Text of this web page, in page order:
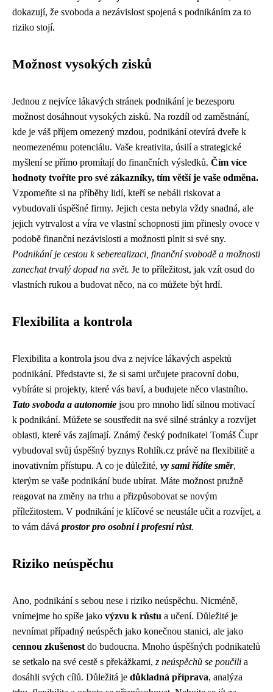
dokazují, že svoboda a nezávislost spojená s podnikáním za to
riziko stojí.
Možnost vysokých zisků
Jednou z nejvíce lákavých stránek podnikání je bezesporu
možnost dosáhnout vysokých zisků. Na rozdíl od zaměstnání,
kde je váš příjem omezený mzdou, podnikání otevírá dveře k
neomezenému potenciálu. Vaše kreativita, úsilí a strategické
myšlení se přímo promítají do finančních výsledků. Čím více
hodnoty tvoříte pro své zákazníky, tím větší je vaše odměna.
Vzpomeňte si na příběhy lidí, kteří se nebáli riskovat a
vybudovali úspěšné firmy. Jejich cesta nebyla vždy snadná, ale
jejich vytrvalost a víra ve vlastní schopnosti jim přinesly ovoce v
podobě finanční nezávislosti a možnosti plnit si své sny.
Podnikání je cestou k seberealizaci, finanční svobodě a možnosti
zanechat trvalý dopad na svět. Je to příležitost, jak vzít osud do
vlastních rukou a budovat něco, na co můžete být hrdí.
Flexibilita a kontrola
Flexibilita a kontrola jsou dva z nejvíce lákavých aspektů
podnikání. Představte si, že si sami určujete pracovní dobu,
vybíráte si projekty, které vás baví, a budujete něco vlastního.
Tato svoboda a autonomie jsou pro mnoho lidí silnou motivací
k podnikání. Můžete se soustředit na své silné stránky a rozvíjet
oblasti, které vás zajímají. Známý český podnikatel Tomáš Čupr
vybudoval svůj úspěšný byznys Rohlík.cz právě na flexibilitě a
inovativním přístupu. A co je důležité, vy sami řídíte směr,
kterým se vaše podnikání bude ubírat. Máte možnost pružně
reagovat na změny na trhu a přizpůsobovat se novým
příležitostem. V podnikání je klíčové se neustále učit a rozvíjet, a
to vám dává prostor pro osobní i profesní růst.
Riziko neúspěchu
Ano, podnikání s sebou nese i riziko neúspěchu. Nicméně,
vnímejme ho spíše jako výzvu k růstu a učení. Důležité je
nevnímat případný neúspěch jako konečnou stanici, ale jako
cennou zkušenost do budoucna. Mnoho úspěšných podnikatelů
se setkalo na své cestě s překážkami, z neúspěchů se poučili a
dosáhli svých cílů. Důležitá je důkladná příprava, analýza